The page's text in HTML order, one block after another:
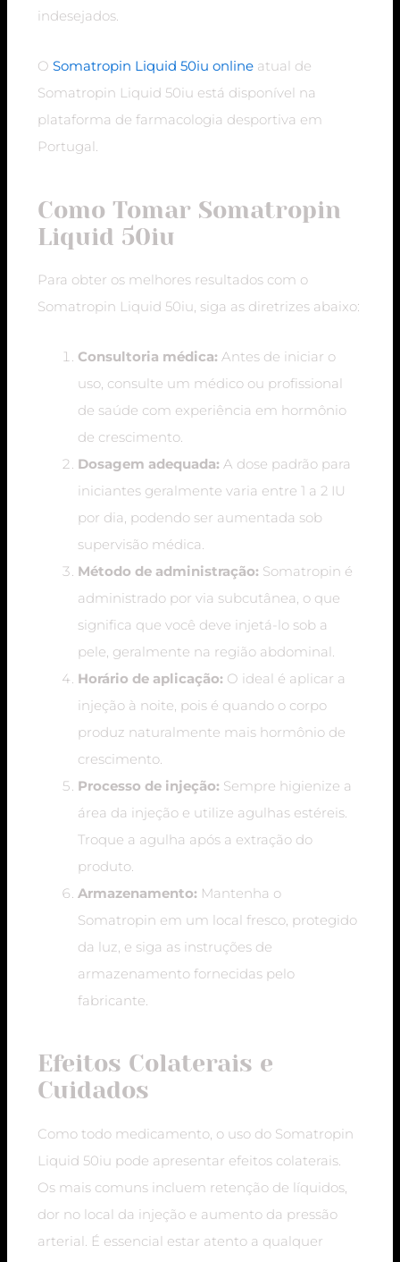
indesejados.
OSomatropin Liquid 50iu online atual de
Somatropin Liquid 50iu está disponível na
plataforma de farmacologia desportiva em
Portugal.
Como Tomar Somatropin
Liquid 50iu
Para obter os melhores resultados com o
Somatropin Liquid 50iu, siga as diretrizes abaixo:
Consultoria médica: Antes de iniciar o
uso, consulte um médico ou profissional
de saúde com experiência em hormônio
de crescimento.
Dosagem adequada: A dose padrão para
iniciantes geralmente varia entre 1 a 2 IU
por dia, podendo ser aumentada sob
supervisão médica.
Método de administração: Somatropin é
administrado por via subcutânea, o que
significa que você deve injetá-lo sob a
pele, geralmente na região abdominal.
Horário de aplicação: O ideal é aplicar a
injeção à noite, pois é quando o corpo
produz naturalmente mais hormônio de
crescimento.
Processo de injeção: Sempre higienize a
área da injeção e utilize agulhas estéreis.
Troque a agulha após a extração do
produto.
Armazenamento: Mantenha o
Somatropin em um local fresco, protegido
da luz, e siga as instruções de
armazenamento fornecidas pelo
fabricante.
Efeitos Colaterais e
Cuidados
Como todo medicamento, o uso do Somatropin
Liquid 50iu pode apresentar efeitos colaterais.
Os mais comuns incluem retenção de líquidos,
dor no local da injeção e aumento da pressão
arterial. É essencial estar atento a qualquer